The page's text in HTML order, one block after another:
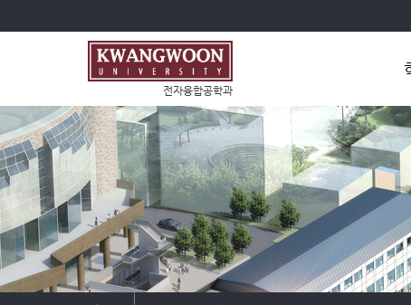
전자융합공학과